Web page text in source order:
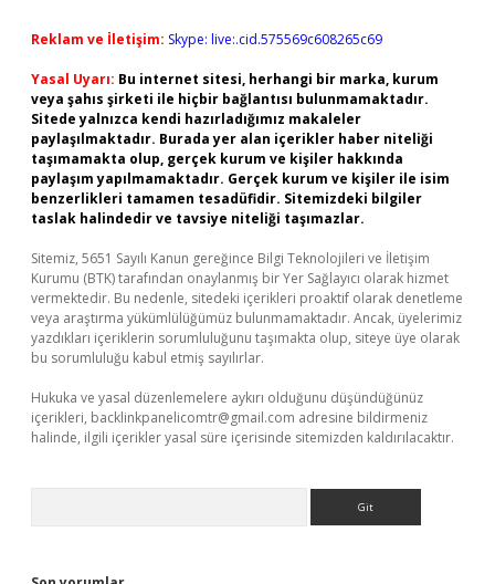
Reklam ve İletişim: Skype: live:.cid.575569c608265c69
Yasal Uyarı: Bu internet sitesi, herhangi bir marka, kurum
veya şahıs şirketi ile hiçbir bağlantısı bulunmamaktadır.
Sitede yalnızca kendi hazırladığımız makaleler
paylaşılmaktadır. Burada yer alan içerikler haber niteliği
taşımamakta olup, gerçek kurum ve kişiler hakkında
paylaşım yapılmamaktadır. Gerçek kurum ve kişiler ile isim
benzerlikleri tamamen tesadüfidir. Sitemizdeki bilgiler
taslak halindedir ve tavsiye niteliği taşımazlar.
Sitemiz, 5651 Sayılı Kanun gereğince Bilgi Teknolojileri ve İletişim
Kurumu (BTK) tarafından onaylanmış bir Yer Sağlayıcı olarak hizmet
vermektedir. Bu nedenle, sitedeki içerikleri proaktif olarak denetleme
veya araştırma yükümlülüğümüz bulunmamaktadır. Ancak, üyelerimiz
yazdıkları içeriklerin sorumluluğunu taşımakta olup, siteye üye olarak
bu sorumluluğu kabul etmiş sayılırlar.
Hukuka ve yasal düzenlemelere aykırı olduğunu düşündüğünüz
içerikleri, backlinkpanelicomtr@gmail.com adresine bildirmeniz
halinde, ilgili içerikler yasal süre içerisinde sitemizden kaldırılacaktır.